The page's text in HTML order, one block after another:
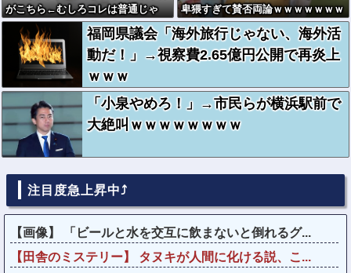
がこちら←むしろコレは普通じゃ
ね？w w w w w w w w
卑猥すぎて賛否両論ｗｗｗｗｗｗｗ
ｗ
福岡県議会「海外旅行じゃない、海外活
動だ！」→視察費2.65億円公開で再炎上
ｗｗｗ
「小泉やめろ！」→市民らが横浜駅前で
大絶叫ｗｗｗｗｗｗｗｗ
注目度急上昇中⤴
【画像】 「ビールと水を交互に飲まないと倒れるグ...
【田舎のミステリー】 タヌキが人間に化ける説、こ...